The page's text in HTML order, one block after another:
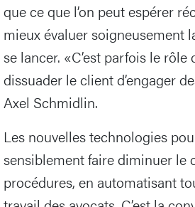
que ce que l’on peut espérer
mieux évaluer soigneusement
se lancer. «C’est parfois le rôle
dissuader le client d’engager
Axel Schmidlin.
Les nouvelles technologies
sensiblement faire diminuer le
procédures, en automatisant